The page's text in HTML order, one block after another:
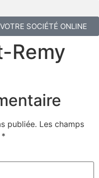
SOCIÉTÉ ONLINE
Remy
publiée. Les champs
*